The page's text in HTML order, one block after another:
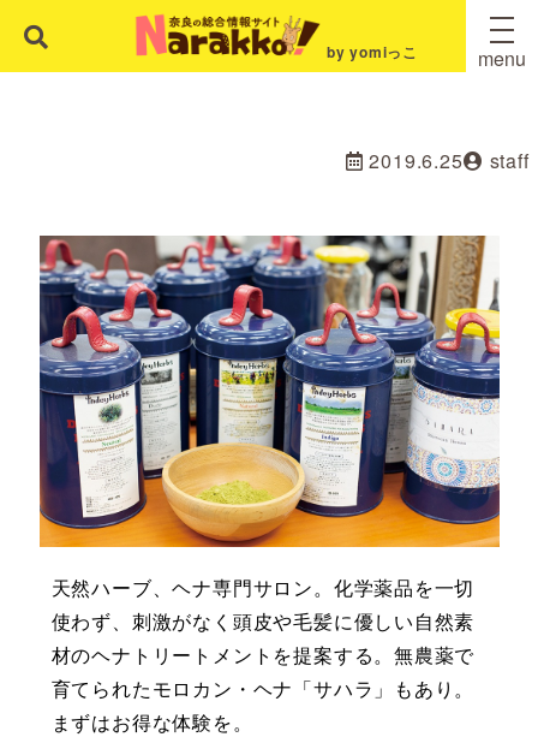
by yomiっこ menu
2019.6.25 staff
天然ハーブ、ヘナ専門サロン。化学薬品を一切
使わず、刺激がなく頭皮や毛髪に優しい自然素
材のヘナトリートメントを提案する。無農薬で
育てられたモロカン・ヘナ「サハラ」もあり。
まずはお得な体験を。